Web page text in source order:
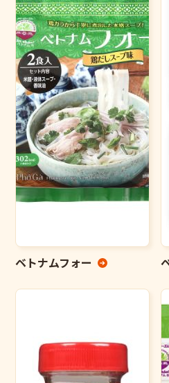
ベトナムフォー